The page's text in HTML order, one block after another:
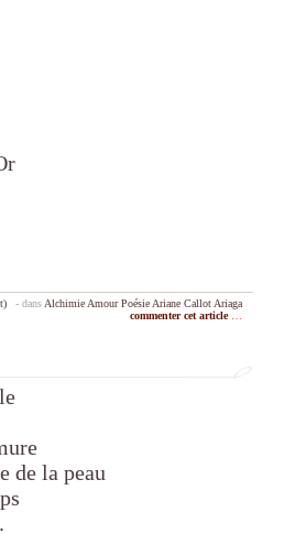
- dansAlchimieAmour PoésieAriane CallotAriaga
commenter cet article …
de la peau